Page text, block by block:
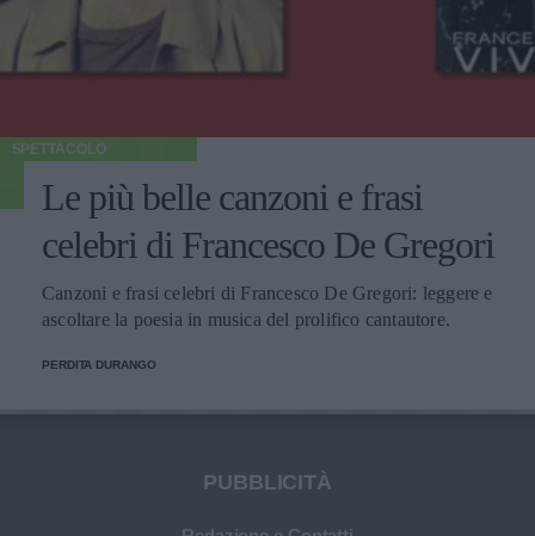
SPETTACOLO
Le più belle canzoni e frasi
celebri di Francesco De Gregori
Canzoni e frasi celebri di Francesco De Gregori: leggere e
ascoltare la poesia in musica del prolifico cantautore.
PERDITA DURANGO
PUBBLICITÀ